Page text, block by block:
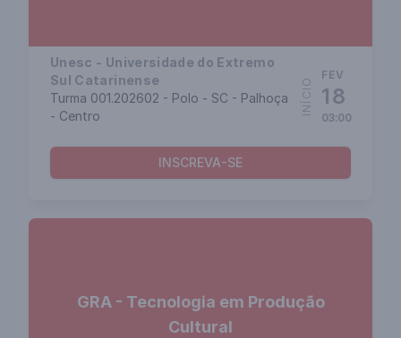
Unesc - Universidade do Extremo
Sul Catarinense
Turma 001.202602 - Polo - SC - Palhoça
- Centro
INÍCIO
FEV
18
03:00
INSCREVA-SE
GRA - Tecnologia em Produção
Cultural